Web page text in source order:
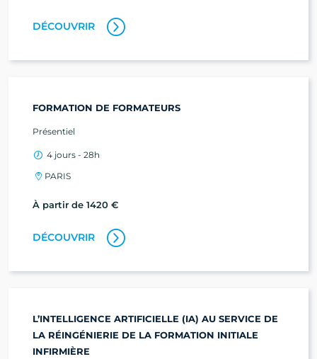
DÉCOUVRIR
FORMATION DE FORMATEURS
Présentiel
4 jours - 28h
PARIS
À partir de 1420 €
DÉCOUVRIR
L’INTELLIGENCE ARTIFICIELLE (IA) AU SERVICE DE
LA RÉINGÉNIERIE DE LA FORMATION INITIALE
INFIRMIÈRE